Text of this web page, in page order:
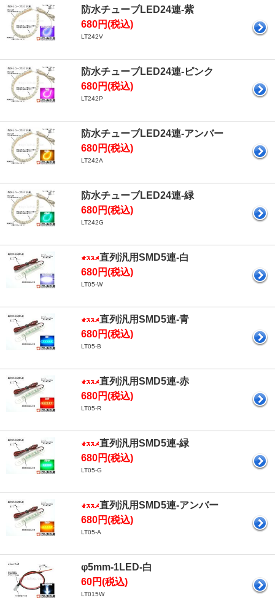
防水チューブLED24連-紫
680円(税込)
LT242V
防水チューブLED24連-ピンク
680円(税込)
LT242P
防水チューブLED24連-アンバー
680円(税込)
LT242A
防水チューブLED24連-緑
680円(税込)
LT242G
直列汎用SMD5連-白
680円(税込)
LT05-W
直列汎用SMD5連-青
680円(税込)
LT05-B
直列汎用SMD5連-赤
680円(税込)
LT05-R
直列汎用SMD5連-緑
680円(税込)
LT05-G
直列汎用SMD5連-アンバー
680円(税込)
LT05-A
φ5mm-1LED-白
60円(税込)
LT015W